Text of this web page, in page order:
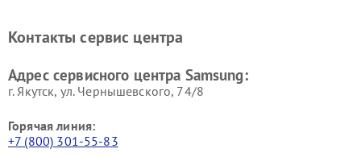
Контакты сервис центра
Адрес сервисного центра Samsung:
г. Якутск, ул. Чернышевского, 74/8
Горячая линия:
+7 (800) 301-55-83